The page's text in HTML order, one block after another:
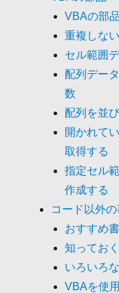
VBAの部
重複しな
セル範囲
配列デー
数
配列を並
開かれて
取得する
指定セル
作成する
コード以外
おすすめ
知ってお
いろいろ
VBAを使